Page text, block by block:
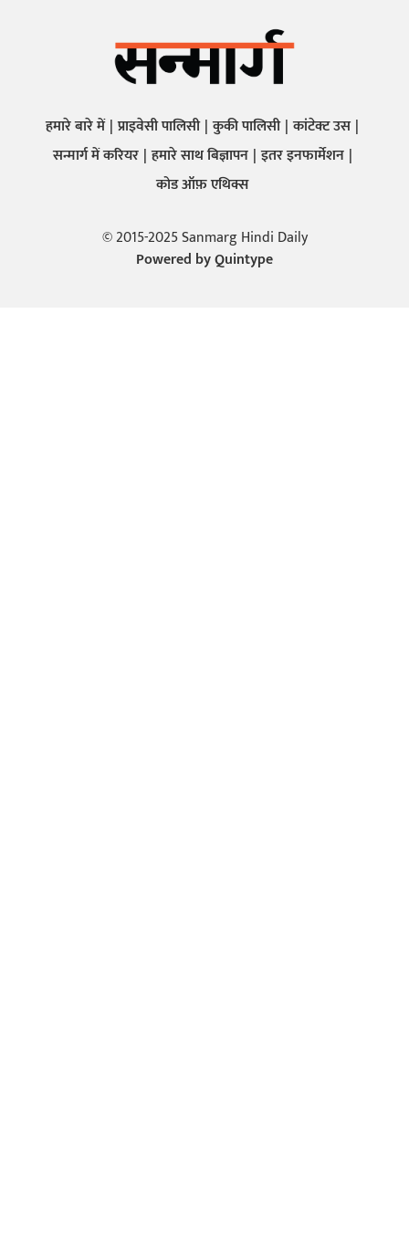
हमारे बारे में प्राइवेसी पालिसी कुकी पालिसी कांटेक्ट उस
सन्मार्ग में करियर हमारे साथ बिज्ञापन इतर इनफार्मेशन
कोड ऑफ़ एथिक्स
© 2015-2025 Sanmarg Hindi Daily
Powered byQuintype